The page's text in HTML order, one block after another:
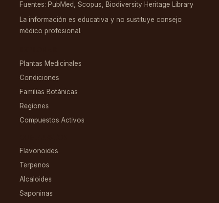
Fuentes: PubMed, Scopus, Biodiversity Heritage Library
La información es educativa y no sustituye consejo
médico profesional.
Plantas Medicinales
Condiciones
Familias Botánicas
Regiones
Compuestos Activos
Flavonoides
Terpenos
Alcaloides
Saponinas